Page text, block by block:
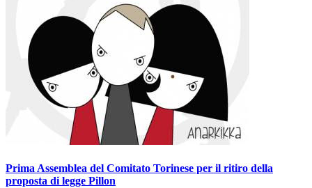
Prima Assemblea del Comitato Torinese per il ritiro della
proposta di legge Pillon